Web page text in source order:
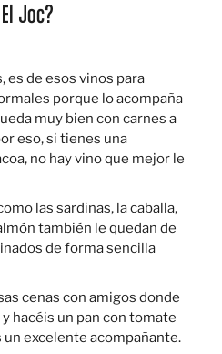
Joc?
es de esos vinos para
porque lo acompaña
muy bien con carnes a
eso, si tienes una
no hay vino que mejor le
las sardinas, la caballa,
también le quedan de
de forma sencilla
cenas con amigos donde
hacéis un pan con tomate
excelente acompañante.